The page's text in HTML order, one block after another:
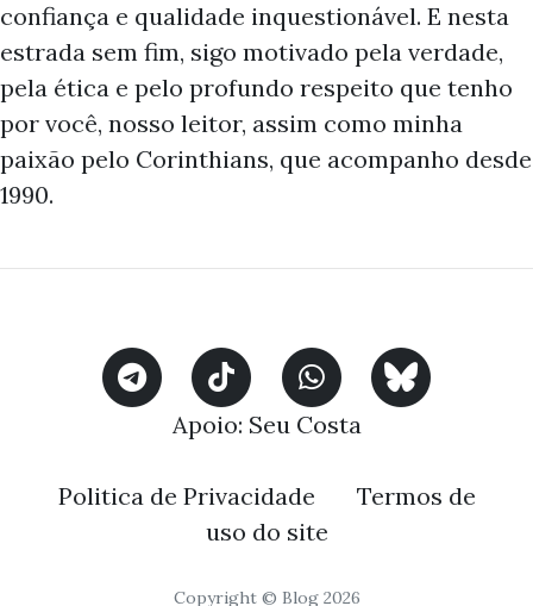
confiança e qualidade inquestionável. E nesta
estrada sem fim, sigo motivado pela verdade,
pela ética e pelo profundo respeito que tenho
por você, nosso leitor, assim como minha
paixão pelo Corinthians, que acompanho desde
1990.
Apoio: Seu Costa
Politica de Privacidade
Termos de
uso do site
Copyright © Blog 2026